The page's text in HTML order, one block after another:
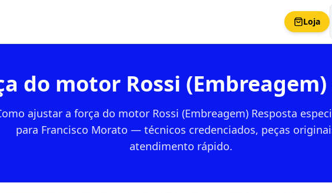
Loja
do motor Rossi
ajustar a força do motor Rossi (Embreagem) Resposta
para Francisco Morato — técnicos credenciados, peças
atendimento rápido.